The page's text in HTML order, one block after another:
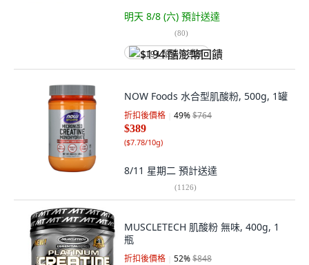
明天 8/8 (六) 預計送達
(80)
$194 酷澎幣回饋
NOW Foods 水合型肌酸粉, 500g, 1罐
折扣後價格 49%$764
$389
($7.78/10g)
8/11 星期二 預計送達
(1126)
MUSCLETECH 肌酸粉 無味, 400g, 1
瓶
折扣後價格 52%$848